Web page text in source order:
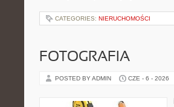
CATEGORIES: NIERUCHOMOŚCI
FOTOGRAFIA
POSTED BY ADMIN CZE - 6 - 2026